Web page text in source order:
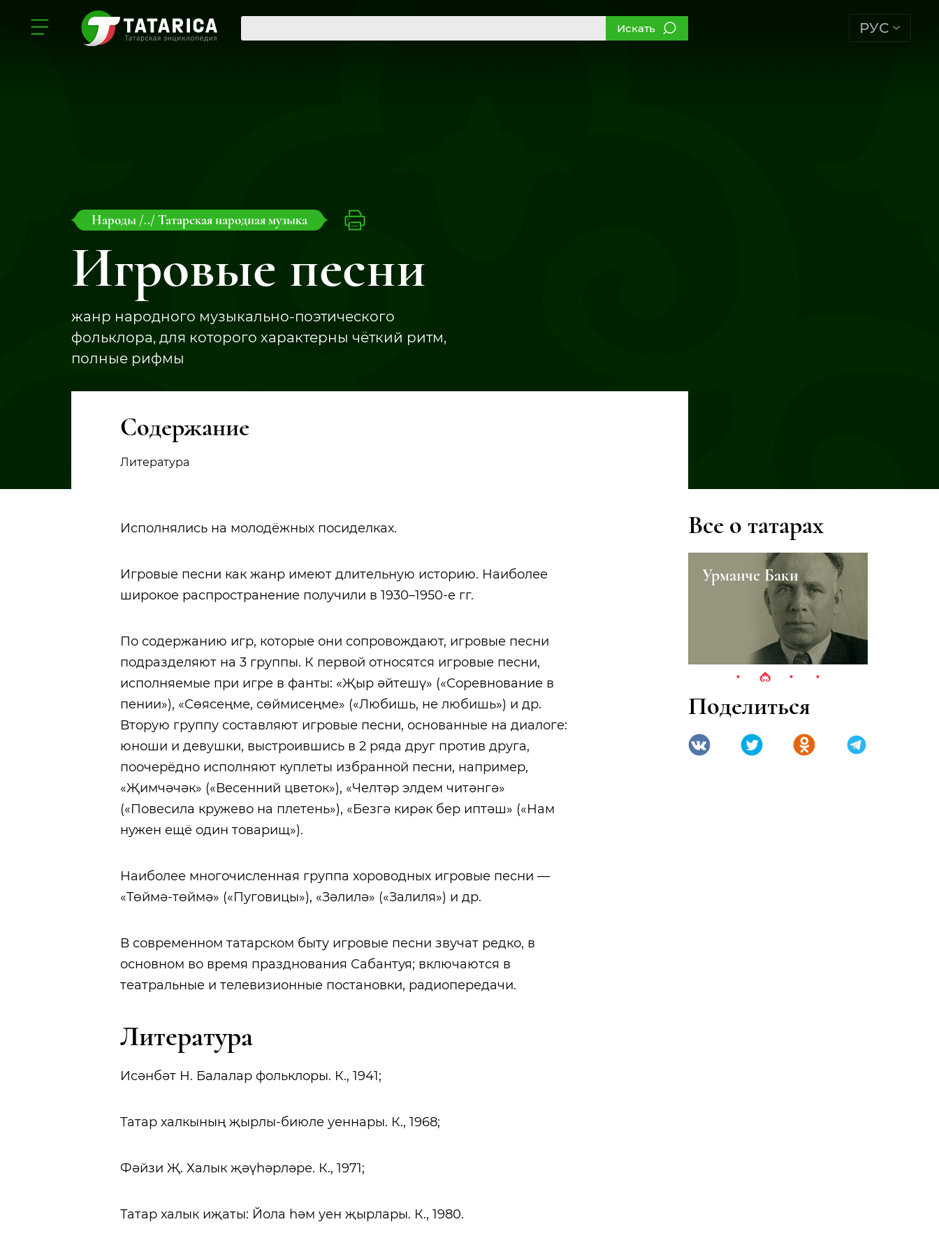
Искать РУС
Народы /../ Татарская народная музыка
Игровые песни
жанр народного музыкально-поэтического
фольклора, для которого характерны чёткий ритм,
полные рифмы
Содержание
Литература
Исполнялись на молодёжных посиделках.
Игровые песни как жанр имеют длительную историю. Наиболее
широкое распространение получили в 1930–1950-е гг.
По содержанию игр, которые они сопровождают, игровые песни
подразделяют на 3 группы. К первой относятся игровые песни,
исполняемые при игре в фанты: «Җыр әйтешү» («Соревнование в
пении»), «Сөясеңме, сөймисеңме» («Любишь, не любишь») и др.
Вторую группу составляют игровые песни, основанные на диалоге:
юноши и девушки, выстроившись в 2 ряда друг против друга,
поочерёдно исполняют куплеты избранной песни, например,
«Җимчәчәк» («Весенний цветок»), «Челтәр элдем читәнгә»
(«Повесила кружево на плетень»), «Безгә кирәк бер иптәш» («Нам
нужен ещё один товарищ»).
Наиболее многочисленная группа хороводных игровые песни —
«Төймә-төймә» («Пуговицы»), «Зәлилә» («Залиля») и др.
В современном татарском быту игровые песни звучат редко, в
основном во время празднования Сабантуя; включаются в
театральные и телевизионные постановки, радиопередачи.
Литература
Исәнбәт Н. Балалар фольклоры. К., 1941;
Татар халкының җырлы-биюле уеннары. К., 1968;
Фәйзи Җ. Халык җәүһәрләре. К., 1971;
Татар халык иҗаты: Йола һәм уен җырлары. К., 1980.
Все о татарах
Казанские татары Тукай Габдулла Урманче Баки
Поделиться